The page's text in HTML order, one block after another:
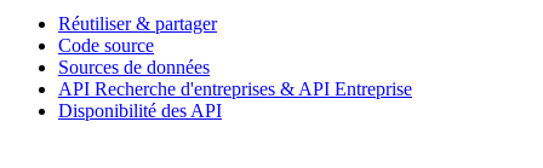
Réutiliser & partager
Code source
Sources de données
API Recherche d'entreprises & API Entreprise
Disponibilité des API